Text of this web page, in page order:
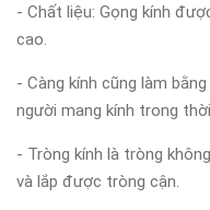
- Chất liệu: Gọng kính
cao.
- Càng kính cũng làm
người mang kính trong
- Tròng kính là tròng
và lắp được tròng cận.